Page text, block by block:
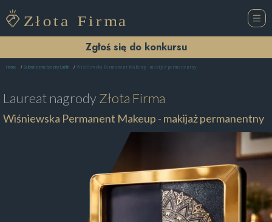
Zgłoś się do konkursu
Home Salon Kosmetyczny Lublin Wiśniewska Permanent Makeup - makijaż permanentny
Laureat nagrodyZłota Firma
Wiśniewska Permanent Makeup - makijaż permanentny